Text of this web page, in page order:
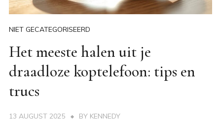
NIET GECATEGORISEERD
Het meeste halen uit je
draadloze koptelefoon: tips en
trucs
13 AUGUST 2025 BY KENNEDY